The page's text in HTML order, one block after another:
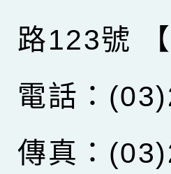
路123號
電話：
傳真：